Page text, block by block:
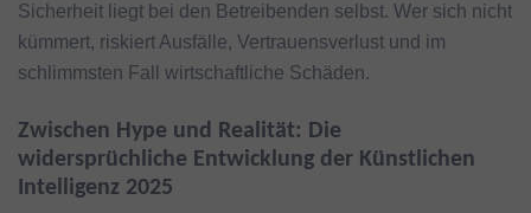
Sicherheit liegt bei den Betreibenden selbst. Wer sich nicht
kümmert, riskiert Ausfälle, Vertrauensverlust und im
schlimmsten Fall wirtschaftliche Schäden.
Zwischen Hype und Realität: Die
widersprüchliche Entwicklung der Künstlichen
Intelligenz 2025